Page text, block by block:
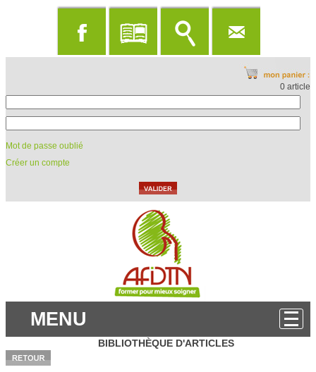
0 article
Mot de passe oublié
Créer un compte
MENU
BIBLIOTHÈQUE D'ARTICLES